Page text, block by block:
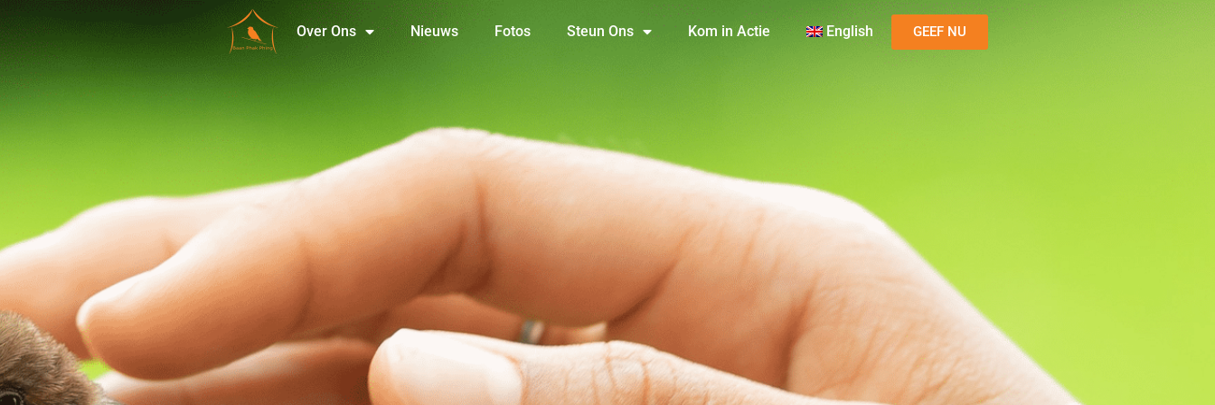
Over Ons Nieuws Fotos Steun Ons Kom in Actie English GEEF NU